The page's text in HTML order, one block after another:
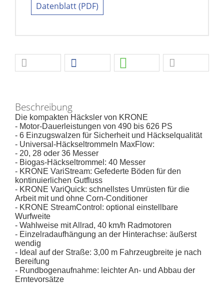
Datenblatt (PDF)
Beschreibung
Die kompakten Häcksler von KRONE
- Motor-Dauerleistungen von 490 bis 626 PS
- 6 Einzugswalzen für Sicherheit und Häckselqualität
- Universal-Häckseltrommeln MaxFlow:
- 20, 28 oder 36 Messer
- Biogas-Häckseltrommel: 40 Messer
- KRONE VariStream: Gefederte Böden für den
kontinuierlichen Gutfluss
- KRONE VariQuick: schnellstes Umrüsten für die
Arbeit mit und ohne Corn-Conditioner
- KRONE StreamControl: optional einstellbare
Wurfweite
- Wahlweise mit Allrad, 40 km/h Radmotoren
- Einzelradaufhängung an der Hinterachse: äußerst
wendig
- Ideal auf der Straße: 3,00 m Fahrzeugbreite je nach
Bereifung
- Rundbogenaufnahme: leichter An- und Abbau der
Erntevorsätze